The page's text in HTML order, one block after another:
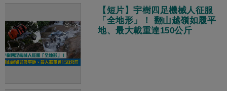
【短片】宇樹四足機械人征服
「全地形」！ 翻山越嶺如履平
地、最大載重達150公斤